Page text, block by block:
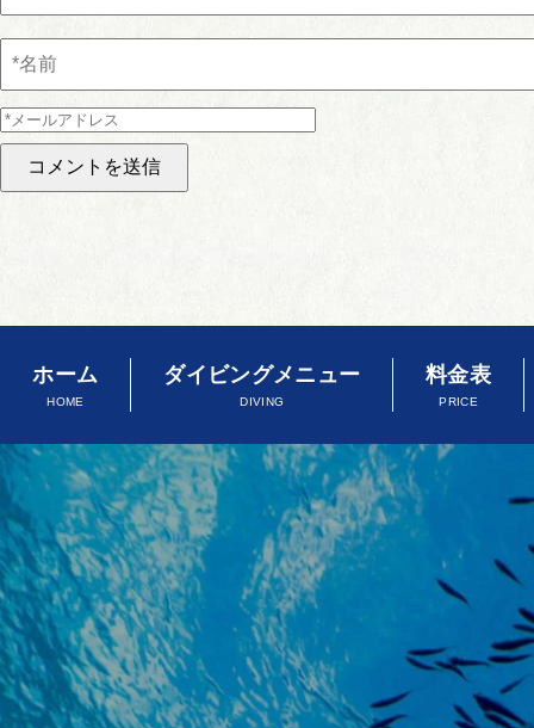
ホーム
HOME
ダイビングメニュー
DIVING
料金表
PRICE